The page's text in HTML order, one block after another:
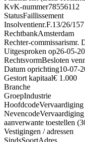
KvK-nummer78556112
StatusFaillissement
Insolventienr.F.13/26/157
RechtbankAmsterdam
Rechter-commissarismr.
Uitgesproken op26-05-
RechtsvormBesloten
Datum oprichting10-07-
Gestort kapitaal€ 1.000
Branche
GroepIndustrie
Hoofdcode
Nevencode
aanverwante toestellen
Vestigingen / adressen
SindsSoortAdres